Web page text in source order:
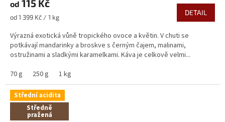
od 115 Kč
Měrná
od 1 399 Kč / 1 kg
DETAIL
Výrazná exotická vůně tropického ovoce a květin. V chuti se
potkávají mandarinky a broskve s černým čajem, malinami,
ostružinami a sladkými karamelkami. Káva je celkově velmi...
70 g
250 g 1 kg
Střední acidita
Středně
pražená